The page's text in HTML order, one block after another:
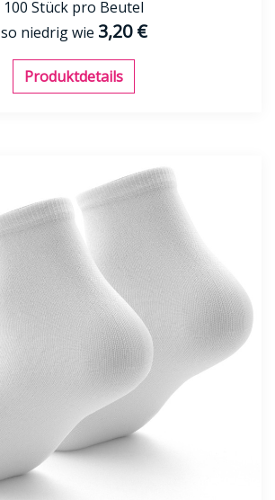
100 Stück pro Beutel
so niedrig wie 3,20 €
Produktdetails